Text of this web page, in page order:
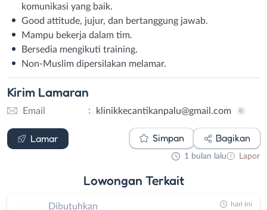
komunikasi yang baik.
Good attitude, jujur, dan bertanggung jawab.
Mampu bekerja dalam tim.
Bersedia mengikuti training.
Non-Muslim dipersilakan melamar.
Kirim Lamaran
Email : klinikkecantikanpalu@gmail.com
Lamar
Email
Simpan Bagikan
1 bulan lalu Lapor
Lowongan Terkait
Dibutuhkan hari ini